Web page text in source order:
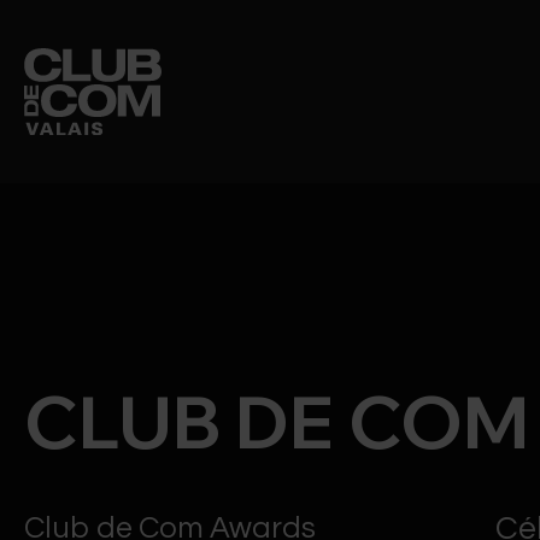
MEMBRES
CLUB DE
Club de Com Awards